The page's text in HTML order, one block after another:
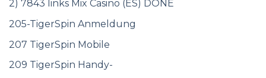
2) 7843 links Mix Casino (ES) DONE
205-TigerSpin Anmeldung
207 TigerSpin Mobile
209 TigerSpin Handy-